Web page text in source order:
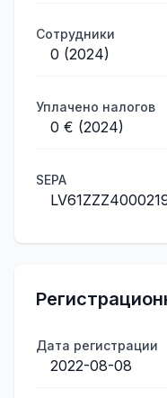
Сотрудники
0 (2024)
Уплачено налогов
0 € (2024)
SEPA
Дата регистрации
2022-08-08